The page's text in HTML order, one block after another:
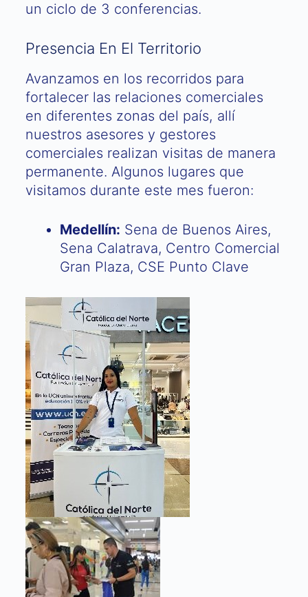
un ciclo de 3 conferencias.
Presencia En El Territorio
Avanzamos en los recorridos para
fortalecer las relaciones comerciales
en diferentes zonas del país, allí
nuestros asesores y gestores
comerciales realizan visitas de manera
permanente. Algunos lugares que
visitamos durante este mes fueron:
Medellín: Sena de Buenos Aires,
Sena Calatrava, Centro Comercial
Gran Plaza, CSE Punto Clave